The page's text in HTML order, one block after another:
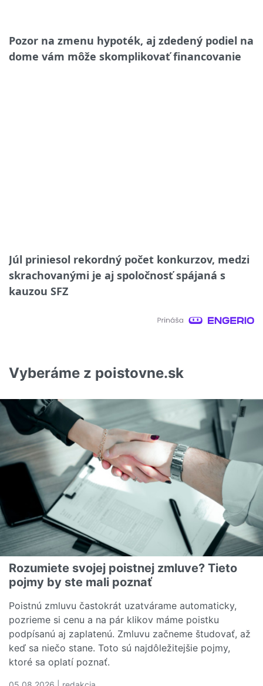
Pozor na zmenu hypoték, aj zdedený podiel na
dome vám môže skomplikovať financovanie
Júl priniesol rekordný počet konkurzov, medzi
skrachovanými je aj spoločnosť spájaná s
kauzou SFZ
Vyberáme z poistovne.sk
Rozumiete svojej poistnej zmluve? Tieto
pojmy by ste mali poznať
Poistnú zmluvu častokrát uzatvárame automaticky,
pozrieme si cenu a na pár klikov máme poistku
podpísanú aj zaplatenú. Zmluvu začneme študovať, až
keď sa niečo stane. Toto sú najdôležitejšie pojmy,
ktoré sa oplatí poznať.